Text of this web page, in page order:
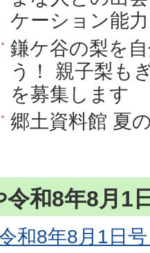
ケーション能
鎌ケ谷の梨を
う！ 親子梨も
を募集します
郷土資料館 夏
和8年8月1
和8年8月1日